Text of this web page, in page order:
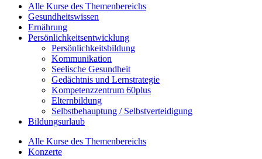
Alle Kurse des Themenbereichs
Gesundheitswissen
Ernährung
Persönlichkeitsentwicklung
Persönlichkeitsbildung
Kommunikation
Seelische Gesundheit
Gedächtnis und Lernstrategie
Kompetenzzentrum 60plus
Elternbildung
Selbstbehauptung / Selbstverteidigung
Bildungsurlaub
Alle Kurse des Themenbereichs
Konzerte